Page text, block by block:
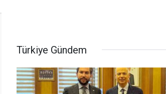
Türkiye Gündem